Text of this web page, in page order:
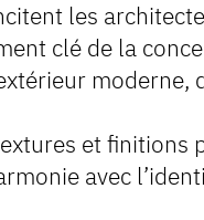
les
clé de la
et finitions
avec